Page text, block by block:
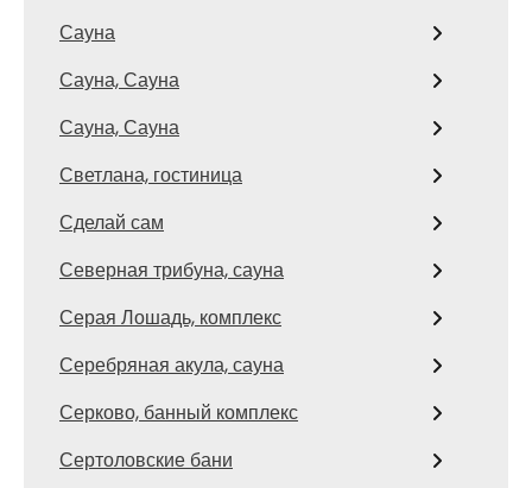
Сауна
Сауна, Сауна
Сауна, Сауна
Светлана, гостиница
Сделай сам
Северная трибуна, сауна
Серая Лошадь, комплекс
Серебряная акула, сауна
Серково, банный комплекс
Сертоловские бани